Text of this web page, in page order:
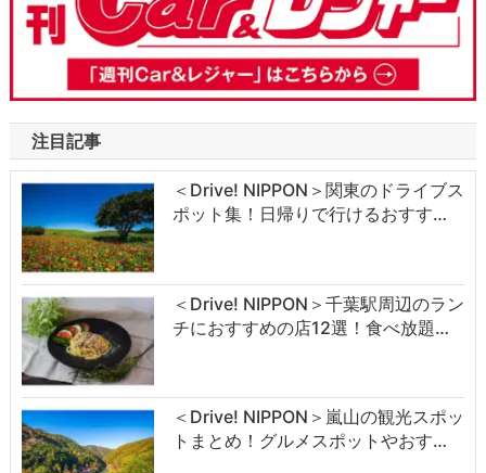
注目記事
＜Drive! NIPPON＞関東のドライブス
ポット集！日帰りで行けるおすす…
＜Drive! NIPPON＞千葉駅周辺のラン
チにおすすめの店12選！食べ放題…
＜Drive! NIPPON＞嵐山の観光スポッ
トまとめ！グルメスポットやおす…